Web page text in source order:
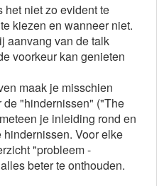
niet zo evident te
kiezen en wanneer niet.
aanvang van de talk
voorkeur kan genieten
maak je misschien
"hindernissen" ("The
je inleiding rond en
Voor elke
"probleem -
beter te onthouden.